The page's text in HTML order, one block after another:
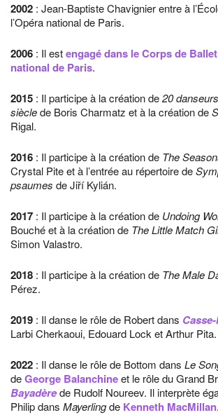
2002 : Jean-Baptiste Chavignier entre à
l’Opéra national de Paris.
2006 : Il estengagé dans le Corps de
national de Paris.
2015 : Il participe à la création de20
sièclede Boris Charmatz et à la création de
Rigal.
2016 : Il participe à la création de The
Crystal Pite et à l’entrée au répertoire de
psaumes de Jiří Kylián.
2017 : Il participe à la création de Undoing
Bouché et à la création de The Little Match
Simon Valastro.
2018 : Il participe à la création de The Male
Pérez.
2019 : Il danse le rôle de Robert dans
Larbi Cherkaoui, Edouard Lock et Arthur Pita.
2022 : Il danse le rôle de Bottom dans Le
deGeorge Balanchineet le rôle du Grand
Bayadèrede Rudolf Noureev. Il interprète
Philip dans Mayerlingde Kenneth MacMillan.